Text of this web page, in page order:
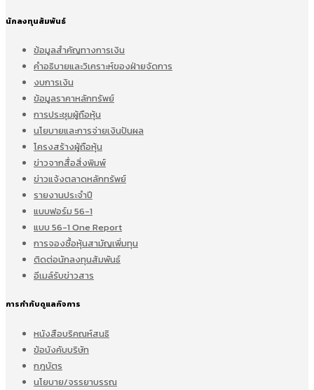
นักลงทุนสัมพันธ์
ข้อมูลสำคัญทางการเงิน
คำอธิบายและวิเคราะห์ของฝ่ายจัดการ
งบการเงิน
ข้อมูลราคาหลักทรัพย์
การประชุมผู้ถือหุ้น
นโยบายและการจ่ายเงินปันผล
โครงสร้างผู้ถือหุ้น
ข่าวจากสื่อสิ่งพิมพ์
ข่าวแจ้งตลาดหลักทรัพย์
รายงานประจำปี
แบบฟอร์ม 56-1
แบบ 56-1 One Report
การจองซื้อหุ้นสามัญเพิ่มทุน
ติดต่อนักลงทุนสัมพันธ์
อีเมล์รับข่าวสาร
การกำกับดูแลกิจการ
หนังสือบริคณห์สนธิ
ข้อบังคับบริษัท
กฎบัตร
นโยบาย/จรรยาบรรณ